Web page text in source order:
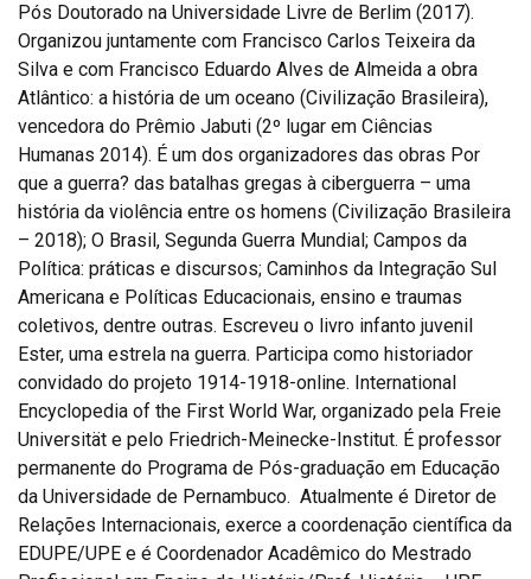
Pós Doutorado na Universidade Livre de Berlim (2017).
Organizou juntamente com Francisco Carlos Teixeira da
Silva e com Francisco Eduardo Alves de Almeida a obra
Atlântico: a história de um oceano (Civilização Brasileira),
vencedora do Prêmio Jabuti (2º lugar em Ciências
Humanas 2014). É um dos organizadores das obras Por
que a guerra? das batalhas gregas à ciberguerra – uma
história da violência entre os homens (Civilização Brasileira
– 2018); O Brasil, Segunda Guerra Mundial; Campos da
Política: práticas e discursos; Caminhos da Integração Sul
Americana e Políticas Educacionais, ensino e traumas
coletivos, dentre outras. Escreveu o livro infanto juvenil
Ester, uma estrela na guerra. Participa como historiador
convidado do projeto 1914-1918-online. International
Encyclopedia of the First World War, organizado pela Freie
Universität e pelo Friedrich-Meinecke-Institut. É professor
permanente do Programa de Pós-graduação em Educação
da Universidade de Pernambuco. Atualmente é Diretor de
Relações Internacionais, exerce a coordenação científica da
EDUPE/UPE e é Coordenador Acadêmico do Mestrado